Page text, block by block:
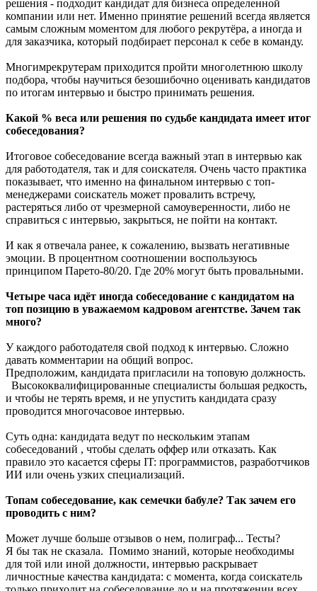
решения - подходит кандидат для бизнеса определенной
компании или нет. Именно принятие решений всегда является
самым сложным моментом для любого рекрутёра, а иногда и
для заказчика, который подбирает персонал к себе в команду.
Многимрекрутерам приходится пройти многолетнюю школу
подбора, чтобы научиться безошибочно оценивать кандидатов
по итогам интервью и быстро принимать решения.
Какой % веса или решения по судьбе кандидата имеет итог
собеседования?
Итоговое собеседование всегда важный этап в интервью как
для работодателя, так и для соискателя. Очень часто практика
показывает, что именно на финальном интервью с топ-
менеджерами соискатель может провалить встречу,
растеряться либо от чрезмерной самоуверенности, либо не
справиться с интервью, закрыться, не пойти на контакт.
И как я отвечала ранее, к сожалению, вызвать негативные
эмоции. В процентном соотношении воспользуюсь
принципом Парето-80/20. Где 20% могут быть провальными.
Четыре часа идёт иногда собеседование с кандидатом на
топ позицию в уважаемом кадровом агентстве. Зачем так
много?
У каждого работодателя свой подход к интервью. Сложно
давать комментарии на общий вопрос.
Предположим, кандидата пригласили на топовую должность.
Высококвалифицированные специалисты большая редкость,
и чтобы не терять время, и не упустить кандидата сразу
проводится многочасовое интервью.
Суть одна: кандидата ведут по нескольким этапам
собеседований , чтобы сделать оффер или отказать. Как
правило это касается сферы IT: программистов, разработчиков
ИИ или очень узких специализаций.
Топам собеседование, как семечки бабуле? Так зачем его
проводить с ним?
Может лучше больше отзывов о нем, полиграф... Тесты?
Я бы так не сказала. Помимо знаний, которые необходимы
для той или иной должности, интервью раскрывает
личностные качества кандидата: с момента, когда соискатель